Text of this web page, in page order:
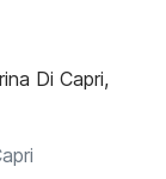
Di Capri,